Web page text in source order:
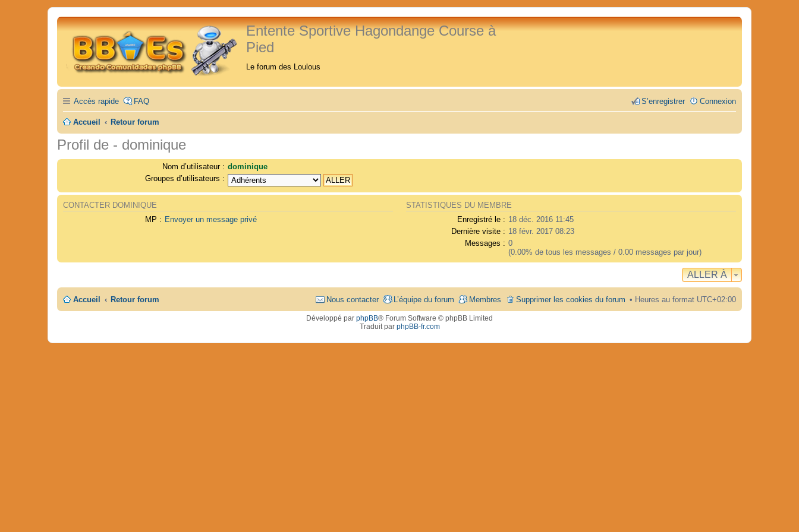
Entente Sportive Hagondange Course à
Pied
Le forum des Loulous
Accès rapide FAQ Connexion
S’enregistrer
Accueil Retour forum
Profil de - dominique
Nom d’utilisateur : dominique
Groupes d’utilisateurs :
CONTACTER DOMINIQUE
MP : Envoyer un message privé
STATISTIQUES DU MEMBRE
Enregistré le : 18 déc. 2016 11:45
Dernière visite : 18 févr. 2017 08:23
Messages : 0
(0.00% de tous les messages / 0.00 messages par jour)
ALLER À
Accueil Retour forum Heures au format UTC+02:00
Supprimer les cookies du forum
Membres
L’équipe du forum
Nous contacter
Développé par phpBB® Forum Software © phpBB Limited
Traduit par phpBB-fr.com